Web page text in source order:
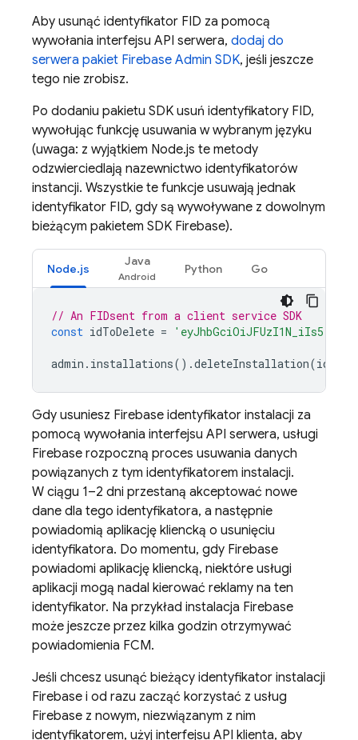
Aby usunąć identyfikator FID za pomocą
wywołania interfejsu API serwera, dodaj do
serwera pakiet Firebase Admin SDK, jeśli jeszcze
tego nie zrobisz.
Po dodaniu pakietu SDK usuń identyfikatory FID,
wywołując funkcję usuwania w wybranym języku
(uwaga: z wyjątkiem Node.js te metody
odzwierciedlają nazewnictwo identyfikatorów
instancji. Wszystkie te funkcje usuwają jednak
identyfikator FID, gdy są wywoływane z dowolnym
bieżącym pakietem SDK Firebase).
Node.js
Java
Python Go
// An FIDsent from a client service SDK
const idToDelete = 'eyJhbGciOiJFUzI1N_iIs5'
admin . installations().deleteInstallation(
Gdy usuniesz Firebase identyfikator instalacji za
pomocą wywołania interfejsu API serwera, usługi
Firebase rozpoczną proces usuwania danych
powiązanych z tym identyfikatorem instalacji.
W ciągu 1–2 dni przestaną akceptować nowe
dane dla tego identyfikatora, a następnie
powiadomią aplikację kliencką o usunięciu
identyfikatora. Do momentu, gdy Firebase
powiadomi aplikację kliencką, niektóre usługi
aplikacji mogą nadal kierować reklamy na ten
identyfikator. Na przykład instalacja Firebase
może jeszcze przez kilka godzin otrzymywać
powiadomienia FCM.
Jeśli chcesz usunąć bieżący identyfikator instalacji
Firebase i od razu zacząć korzystać z usług
Firebase z nowym, niezwiązanym z nim
identyfikatorem, użyj interfejsu API klienta, aby